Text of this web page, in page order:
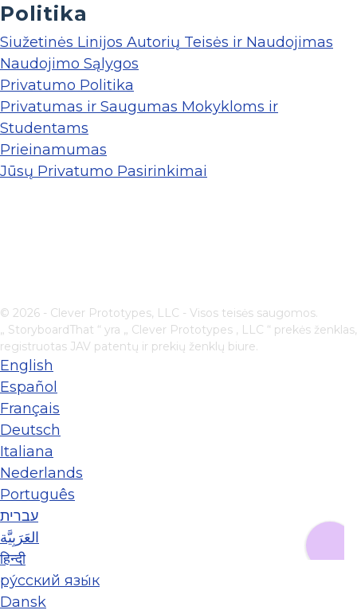
Politika
Siužetinės Linijos Autorių Teisės ir Naudojimas
Naudojimo Sąlygos
Privatumo Politika
Privatumas ir Saugumas Mokykloms ir
Studentams
Prieinamumas
Jūsų Privatumo Pasirinkimai
© 2026 - Clever Prototypes, LLC - Visos teisės saugomos.
„ StoryboardThat “ yra „ Clever Prototypes , LLC “ prekės ženklas,
registruotas JAV patentų ir prekių ženklų biure.
English
Español
Français
Deutsch
Italiana
Nederlands
Português
עברית
العَرَبِيَّة
हिन्दी
ру́сский язы́к
Dansk